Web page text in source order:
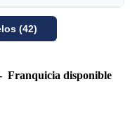
(42)
Franquicia disponible